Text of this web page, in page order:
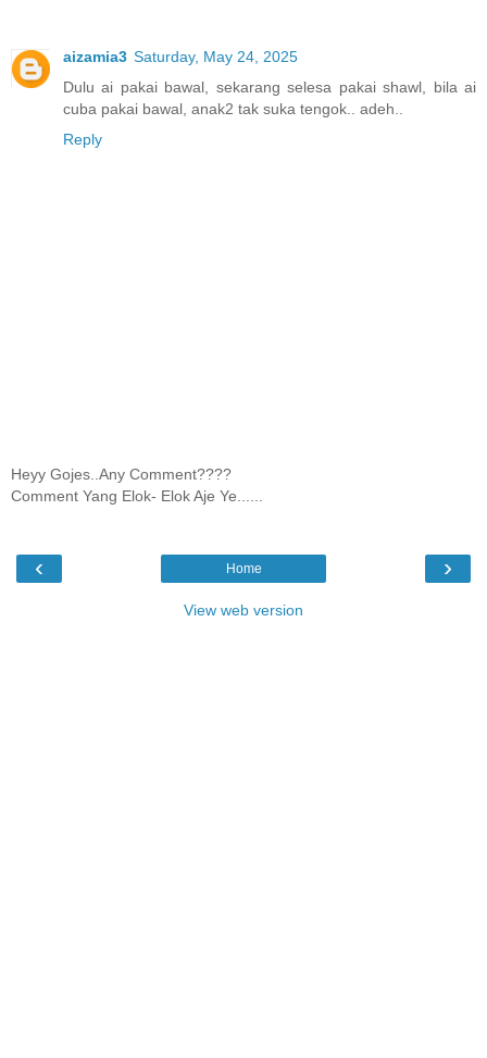
aizamia3 Saturday, May 24, 2025
Dulu ai pakai bawal, sekarang selesa pakai shawl, bila ai
cuba pakai bawal, anak2 tak suka tengok.. adeh..
Reply
Heyy Gojes..Any Comment????
Comment Yang Elok- Elok Aje Ye......
‹ ›
Home
View web version